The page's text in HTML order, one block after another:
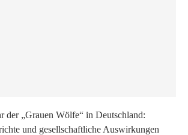
der „Grauen Wölfe“ in Deutschland:
und gesellschaftliche Auswirkungen